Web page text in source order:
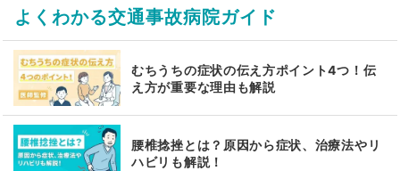
よくわかる交通事故病院ガイド
むちうちの症状の伝え方ポイント4つ！伝
え方が重要な理由も解説
腰椎捻挫とは？原因から症状、治療法やリ
ハビリも解説！